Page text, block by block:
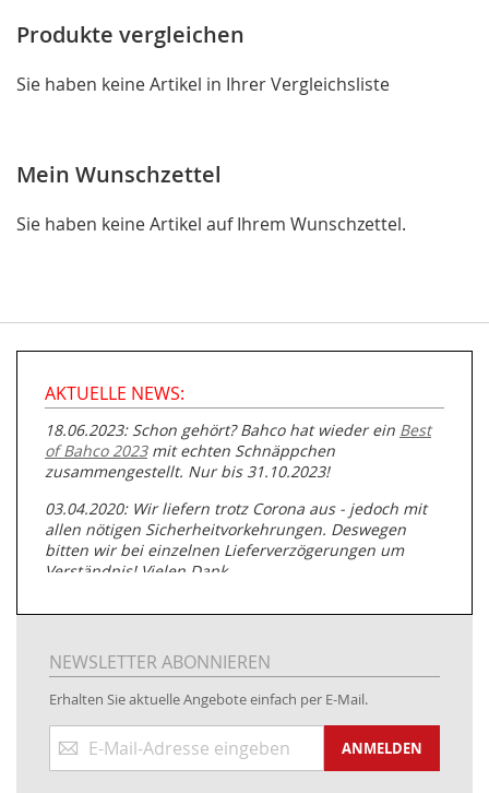
Produkte vergleichen
Sie haben keine Artikel in Ihrer Vergleichsliste
Mein Wunschzettel
Sie haben keine Artikel auf Ihrem Wunschzettel.
AKTUELLE NEWS:
18.06.2023: Schon gehört? Bahco hat wieder ein Best
of Bahco 2023mit echten Schnäppchen
zusammengestellt. Nur bis 31.10.2023!
03.04.2020: Wir liefern trotz Corona aus - jedoch mit
allen nötigen Sicherheitvorkehrungen. Deswegen
bitten wir bei einzelnen Lieferverzögerungen um
Verständnis! Vielen Dank.
05.07.2019: Neuester Zugang zu unserer
Rohrbearbeitung
01.06.2019: Individuell
bedruckte Kabeltrommeln
www.kabeltrommeln-versand.de/Kabelbedruckung
04.11.2018: Überarbeitung der Corporate Identity (CI)
NEWSLETTER ABONNIEREN
Erhalten Sie aktuelle Angebote einfach per E-Mail.
zum
ANMELDEN